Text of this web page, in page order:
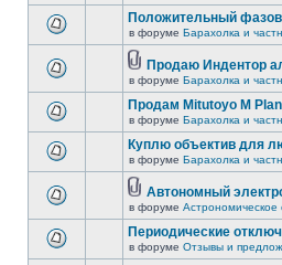
Положительный
в форуме Барахолка и
Продаю Индентор
в форуме Барахолка и
Продам Mitutoyo M
в форуме Барахолка и
Куплю объектив для
в форуме Барахолка и
Автономный
в форуме Астрономическое
Периодические
в форуме Отзывы и